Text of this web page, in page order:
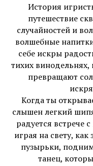
История
путешествие
случайностей и
волшебные
себе искры
тихих винодельнях,
превращают
Когда ты
слышен легкий
радуется встрече
играя на свету,
пузырьки,
танец,